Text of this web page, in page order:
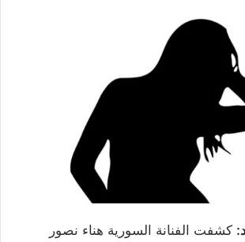
كشفت الفنانة السورية هناء نصور